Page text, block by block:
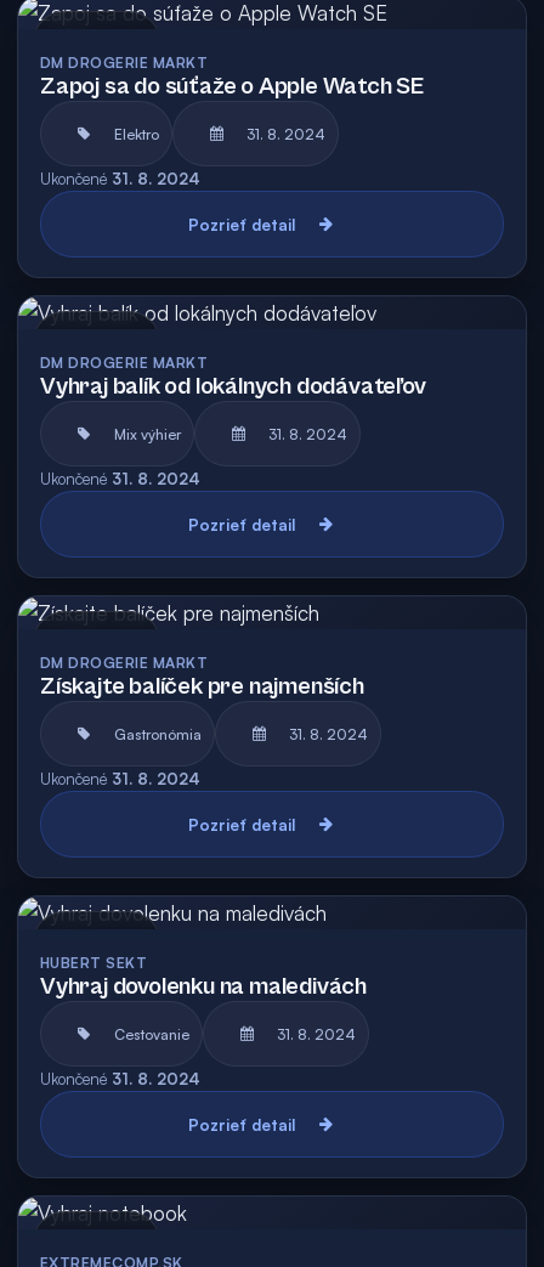
DM DROGERIE MARKT
Zapoj sa do súťaže o Apple Watch SE
Elektro 31. 8. 2024
Ukončené 31. 8. 2024
Pozrieť detail
DM DROGERIE MARKT
Vyhraj balík od lokálnych dodávateľov
Mix výhier 31. 8. 2024
Ukončené 31. 8. 2024
Pozrieť detail
DM DROGERIE MARKT
Získajte balíček pre najmenších
Gastronómia 31. 8. 2024
Ukončené 31. 8. 2024
Pozrieť detail
HUBERT SEKT
Vyhraj dovolenku na maledivách
Cestovanie 31. 8. 2024
Ukončené 31. 8. 2024
Pozrieť detail
EXTREMECOMP.SK